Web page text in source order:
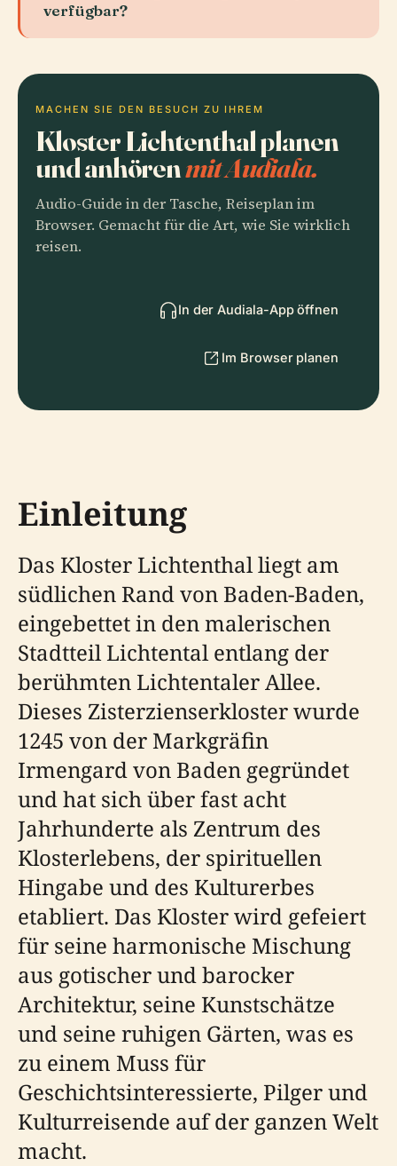
verfügbar?
MACHEN SIE DEN BESUCH ZU IHREM
Kloster Lichtenthal planen
und anhörenmit Audiala.
Audio-Guide in der Tasche, Reiseplan im
Browser. Gemacht für die Art, wie Sie wirklich
reisen.
In der Audiala-App öffnen
Im Browser planen
Einleitung
Das Kloster Lichtenthal liegt am
südlichen Rand von Baden-Baden,
eingebettet in den malerischen
Stadtteil Lichtental entlang der
berühmten Lichtentaler Allee.
Dieses Zisterzienserkloster wurde
1245 von der Markgräfin
Irmengard von Baden gegründet
und hat sich über fast acht
Jahrhunderte als Zentrum des
Klosterlebens, der spirituellen
Hingabe und des Kulturerbes
etabliert. Das Kloster wird gefeiert
für seine harmonische Mischung
aus gotischer und barocker
Architektur, seine Kunstschätze
und seine ruhigen Gärten, was es
zu einem Muss für
Geschichtsinteressierte, Pilger und
Kulturreisende auf der ganzen Welt
macht.